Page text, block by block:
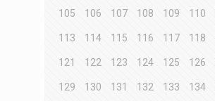
105 106 107 108 109 110
113 114 115 116 117 118
121 122 123 124 125 126
129 130 131 132 133 134